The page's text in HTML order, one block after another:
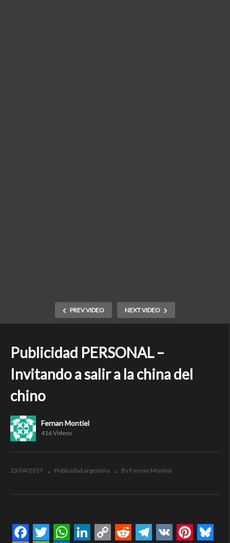
PREV VIDEO NEXT VIDEO
Publicidad PERSONAL –
Invitando a salir a la china del
chino
Fernan Montiel
416 Videos
23/04/2017 Publicidad argentina By Fernan Montiel